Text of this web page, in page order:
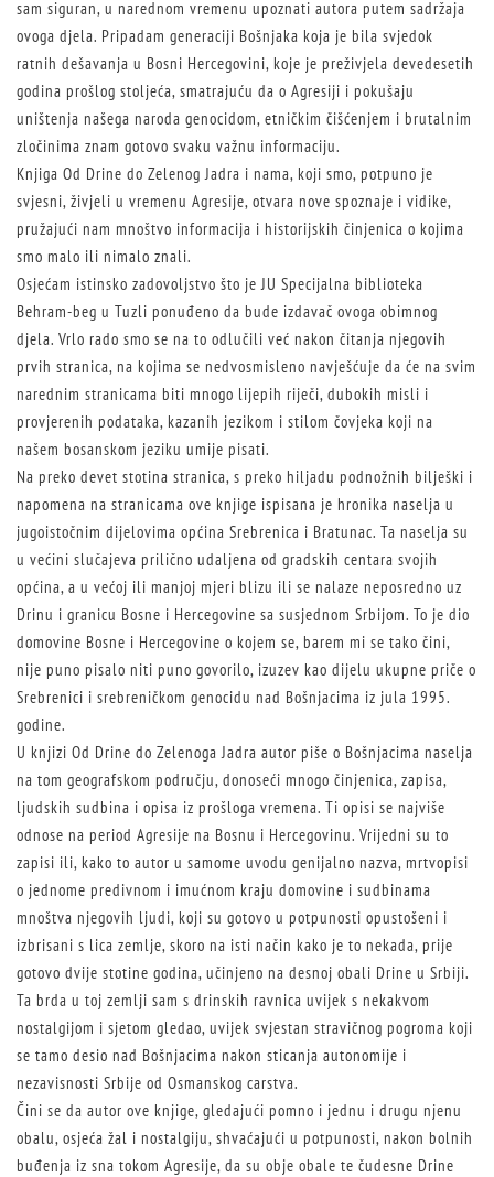
sam siguran, u narednom vremenu upoznati autora putem sadržaja
ovoga djela. Pripadam generaciji Bošnjaka koja je bila svjedok
ratnih dešavanja u Bosni Hercegovini, koje je preživjela devedesetih
godina prošlog stoljeća, smatrajuću da o Agresiji i pokušaju
uništenja našega naroda genocidom, etničkim čišćenjem i brutalnim
zločinima znam gotovo svaku važnu informaciju.
Knjiga Od Drine do Zelenog Jadra i nama, koji smo, potpuno je
svjesni, živjeli u vremenu Agresije, otvara nove spoznaje i vidike,
pružajući nam mnoštvo informacija i historijskih činjenica o kojima
smo malo ili nimalo znali.
Osjećam istinsko zadovoljstvo što je JU Specijalna biblioteka
Behram-beg u Tuzli ponuđeno da bude izdavač ovoga obimnog
djela. Vrlo rado smo se na to odlučili već nakon čitanja njegovih
prvih stranica, na kojima se nedvosmisleno navješćuje da će na svim
narednim stranicama biti mnogo lijepih riječi, dubokih misli i
provjerenih podataka, kazanih jezikom i stilom čovjeka koji na
našem bosanskom jeziku umije pisati.
Na preko devet stotina stranica, s preko hiljadu podnožnih bilješki i
napomena na stranicama ove knjige ispisana je hronika naselja u
jugoistočnim dijelovima općina Srebrenica i Bratunac. Ta naselja su
u većini slučajeva prilično udaljena od gradskih centara svojih
općina, a u većoj ili manjoj mjeri blizu ili se nalaze neposredno uz
Drinu i granicu Bosne i Hercegovine sa susjednom Srbijom. To je dio
domovine Bosne i Hercegovine o kojem se, barem mi se tako čini,
nije puno pisalo niti puno govorilo, izuzev kao dijelu ukupne priče o
Srebrenici i srebreničkom genocidu nad Bošnjacima iz jula 1995.
godine.
U knjizi Od Drine do Zelenoga Jadra autor piše o Bošnjacima naselja
na tom geografskom području, donoseći mnogo činjenica, zapisa,
ljudskih sudbina i opisa iz prošloga vremena. Ti opisi se najviše
odnose na period Agresije na Bosnu i Hercegovinu. Vrijedni su to
zapisi ili, kako to autor u samome uvodu genijalno nazva, mrtvopisi
o jednome predivnom i imućnom kraju domovine i sudbinama
mnoštva njegovih ljudi, koji su gotovo u potpunosti opustošeni i
izbrisani s lica zemlje, skoro na isti način kako je to nekada, prije
gotovo dvije stotine godina, učinjeno na desnoj obali Drine u Srbiji.
Ta brda u toj zemlji sam s drinskih ravnica uvijek s nekakvom
nostalgijom i sjetom gledao, uvijek svjestan stravičnog pogroma koji
se tamo desio nad Bošnjacima nakon sticanja autonomije i
nezavisnosti Srbije od Osmanskog carstva.
Čini se da autor ove knjige, gledajući pomno i jednu i drugu njenu
obalu, osjeća žal i nostalgiju, shvaćajući u potpunosti, nakon bolnih
buđenja iz sna tokom Agresije, da su obje obale te čudesne Drine